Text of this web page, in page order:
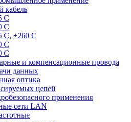
кабель
С
C
С, +260 С
C
С
и компенсационные провода
данных
оптика
цепей
применения
сети LAN